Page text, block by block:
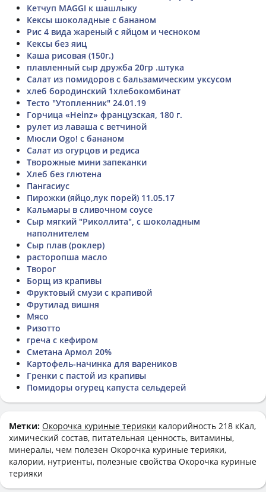
Кетчуп MAGGI к шашлыку
Кексы шоколадные с бананом
Рис 4 вида жареный с яйцом и чесноком
Кексы без яиц
Каша рисовая (150г.)
плавленный сыр дружба 20гр .штука
Салат из помидоров с бальзамическим уксусом
хлеб бородинский 1хлебокомбинат
Тесто "Утопленник" 24.01.19
Горчица «Heinz» французская, 180 г.
рулет из лаваша с ветчиной
Мюсли Ogo! с бананом
Салат из огурцов и редиса
Творожные мини запеканки
Хлеб без глютена
Пангасиус
Пирожки (яйцо,лук порей) 11.05.17
Кальмары в сливочном соусе
Сыр мягкий "Риколлита", с шоколадным
наполнителем
Сыр плав (роклер)
расторопша масло
Творог
Борщ из крапивы
Фруктовый смузи с крапивой
Фрутилад вишня
Мясо
Ризотто
греча с кефиром
Сметана Армол 20%
Картофель-начинка для вареников
Гренки с пастой из крапивы
Помидоры огурец капуста сельдерей
Метки: Окорочка куриные терияки калорийность 218 кКал,
химический состав, питательная ценность, витамины,
минералы, чем полезен Окорочка куриные терияки,
калории, нутриенты, полезные свойства Окорочка куриные
терияки